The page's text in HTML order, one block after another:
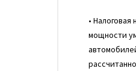
•
мощности